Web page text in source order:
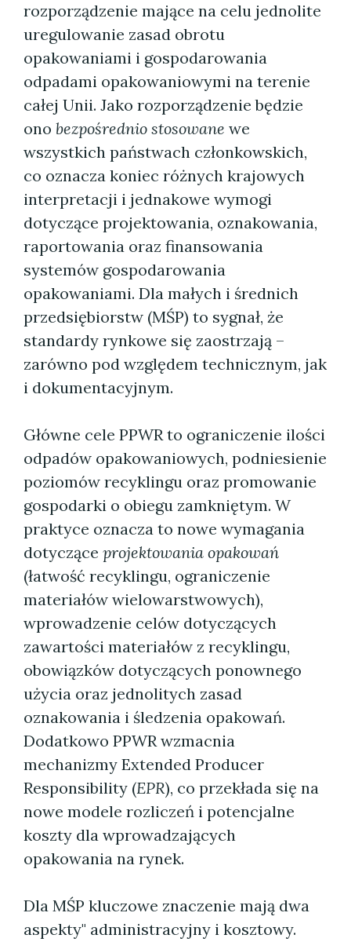
rozporządzenie mające na celu jednolite
uregulowanie zasad obrotu
opakowaniami i gospodarowania
odpadami opakowaniowymi na terenie
całej Unii. Jako rozporządzenie będzie
ono bezpośrednio stosowane we
wszystkich państwach członkowskich,
co oznacza koniec różnych krajowych
interpretacji i jednakowe wymogi
dotyczące projektowania, oznakowania,
raportowania oraz finansowania
systemów gospodarowania
opakowaniami. Dla małych i średnich
przedsiębiorstw (MŚP) to sygnał, że
standardy rynkowe się zaostrzają –
zarówno pod względem technicznym, jak
i dokumentacyjnym.
Główne cele PPWR to ograniczenie ilości
odpadów opakowaniowych, podniesienie
poziomów recyklingu oraz promowanie
gospodarki o obiegu zamkniętym. W
praktyce oznacza to nowe wymagania
dotyczące projektowania opakowań
(łatwość recyklingu, ograniczenie
materiałów wielowarstwowych),
wprowadzenie celów dotyczących
zawartości materiałów z recyklingu,
obowiązków dotyczących ponownego
użycia oraz jednolitych zasad
oznakowania i śledzenia opakowań.
Dodatkowo PPWR wzmacnia
mechanizmy Extended Producer
Responsibility (EPR), co przekłada się na
nowe modele rozliczeń i potencjalne
koszty dla wprowadzających
opakowania na rynek.
Dla MŚP kluczowe znaczenie mają dwa
aspekty" administracyjny i kosztowy.